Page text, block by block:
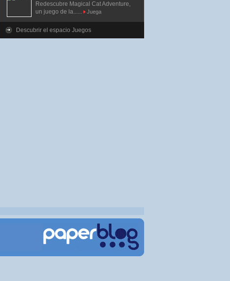
Redescubre Magical Cat Adventure,
un juego de la......
Juega
Descubrir el espacio Juegos